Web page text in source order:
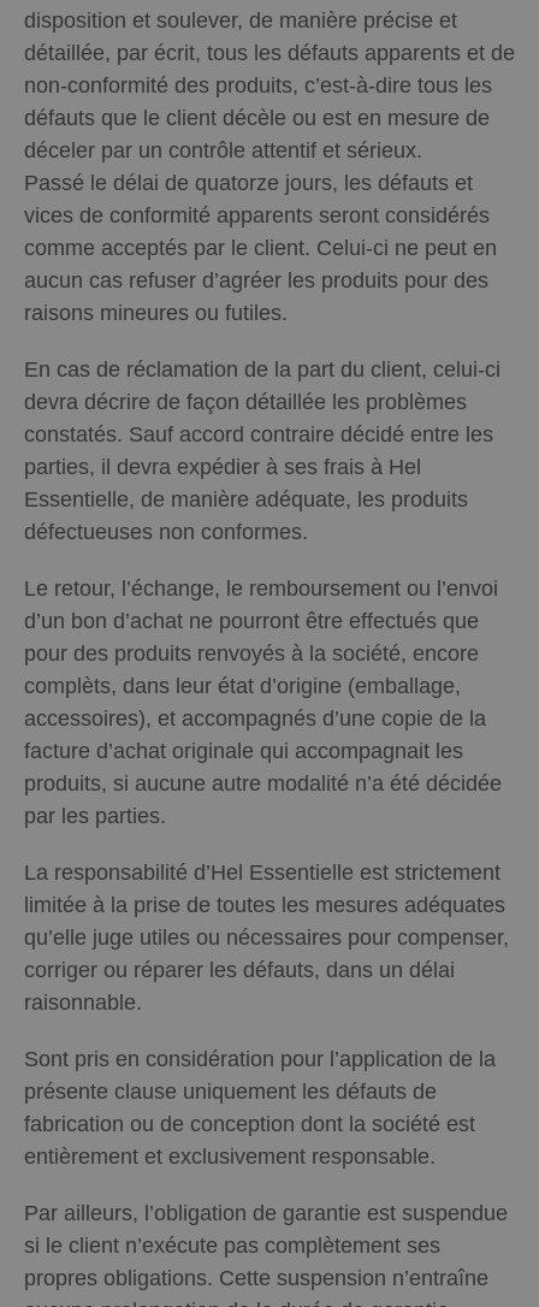
disposition et soulever, de manière précise et
détaillée, par écrit, tous les défauts apparents et de
non-conformité des produits, c’est-à-dire tous les
défauts que le client décèle ou est en mesure de
déceler par un contrôle attentif et sérieux.
Passé le délai de quatorze jours, les défauts et
vices de conformité apparents seront considérés
comme acceptés par le client. Celui-ci ne peut en
aucun cas refuser d’agréer les produits pour des
raisons mineures ou futiles.
En cas de réclamation de la part du client, celui-ci
devra décrire de façon détaillée les problèmes
constatés. Sauf accord contraire décidé entre les
parties, il devra expédier à ses frais à Hel
Essentielle, de manière adéquate, les produits
défectueuses non conformes.
Le retour, l’échange, le remboursement ou l’envoi
d’un bon d’achat ne pourront être effectués que
pour des produits renvoyés à la société, encore
complèts, dans leur état d’origine (emballage,
accessoires), et accompagnés d’une copie de la
facture d’achat originale qui accompagnait les
produits, si aucune autre modalité n’a été décidée
par les parties.
La responsabilité d’Hel Essentielle est strictement
limitée à la prise de toutes les mesures adéquates
qu’elle juge utiles ou nécessaires pour compenser,
corriger ou réparer les défauts, dans un délai
raisonnable.
Sont pris en considération pour l’application de la
présente clause uniquement les défauts de
fabrication ou de conception dont la société est
entièrement et exclusivement responsable.
Par ailleurs, l’obligation de garantie est suspendue
si le client n’exécute pas complètement ses
propres obligations. Cette suspension n’entraîne